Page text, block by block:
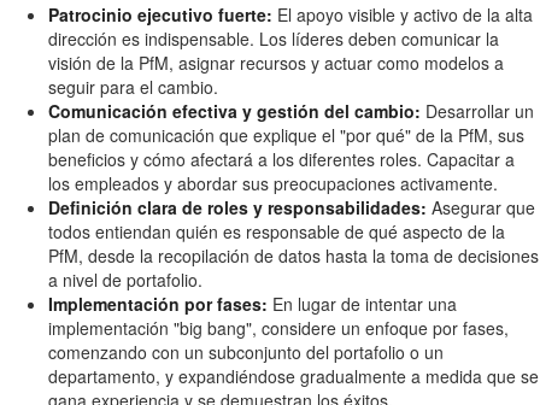
Patrocinio ejecutivo fuerte: El apoyo visible y activo de la alta
dirección es indispensable. Los líderes deben comunicar la
visión de la PfM, asignar recursos y actuar como modelos a
seguir para el cambio.
Comunicación efectiva y gestión del cambio: Desarrollar un
plan de comunicación que explique el "por qué" de la PfM, sus
beneficios y cómo afectará a los diferentes roles. Capacitar a
los empleados y abordar sus preocupaciones activamente.
Definición clara de roles y responsabilidades: Asegurar que
todos entiendan quién es responsable de qué aspecto de la
PfM, desde la recopilación de datos hasta la toma de decisiones
a nivel de portafolio.
Implementación por fases: En lugar de intentar una
implementación "big bang", considere un enfoque por fases,
comenzando con un subconjunto del portafolio o un
departamento, y expandiéndose gradualmente a medida que se
gana experiencia y se demuestran los éxitos.